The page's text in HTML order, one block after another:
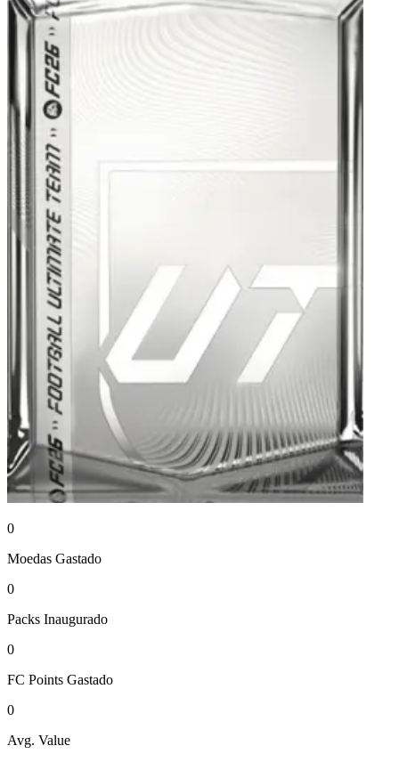
0
Moedas Gastado
0
Packs Inaugurado
0
FC Points Gastado
0
Avg. Value